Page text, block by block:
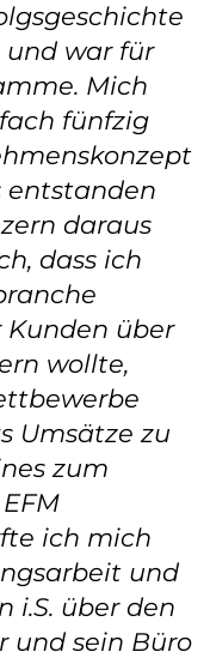
und war für
Mich
fünfzig
entstanden
daraus
dass ich
über
wollte,
Umsätze zu
zum
ich mich
und
i.S. über den
und sein Büro